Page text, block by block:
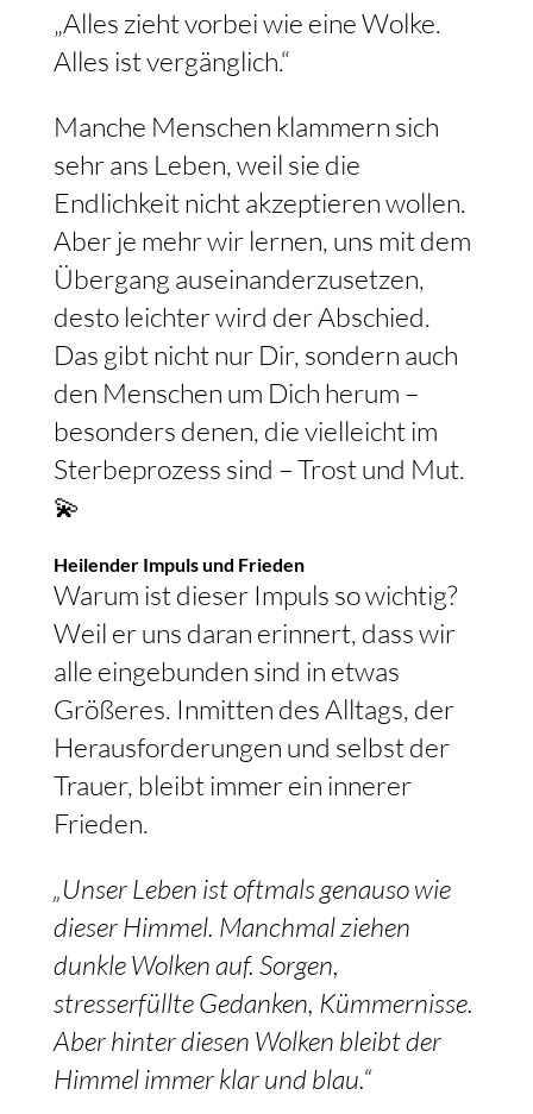
„Alles zieht vorbei wie eine Wolke.
Alles ist vergänglich.“
Manche Menschen klammern sich
sehr ans Leben, weil sie die
Endlichkeit nicht akzeptieren wollen.
Aber je mehr wir lernen, uns mit dem
Übergang auseinanderzusetzen,
desto leichter wird der Abschied.
Das gibt nicht nur Dir, sondern auch
den Menschen um Dich herum –
besonders denen, die vielleicht im
Sterbeprozess sind – Trost und Mut.
💫
Heilender Impuls und Frieden
Warum ist dieser Impuls so wichtig?
Weil er uns daran erinnert, dass wir
alle eingebunden sind in etwas
Größeres. Inmitten des Alltags, der
Herausforderungen und selbst der
Trauer, bleibt immer ein innerer
Frieden.
„Unser Leben ist oftmals genauso wie
dieser Himmel. Manchmal ziehen
dunkle Wolken auf. Sorgen,
stresserfüllte Gedanken, Kümmernisse.
Aber hinter diesen Wolken bleibt der
Himmel immer klar und blau.“